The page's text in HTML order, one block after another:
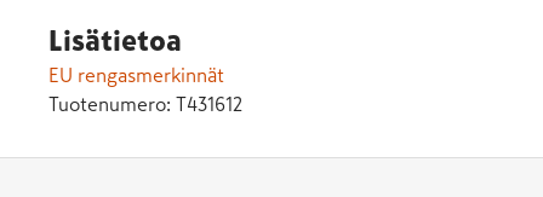
Lisätietoa
EU rengasmerkinnät
Tuotenumero: T431612